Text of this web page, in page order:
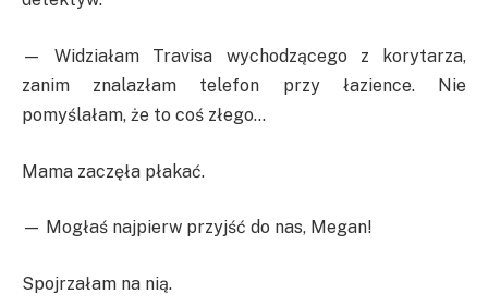
— Widziałam Travisa wychodzącego z korytarza,
zanim znalazłam telefon przy łazience. Nie
pomyślałam, że to coś złego…
Mama zaczęła płakać.
— Mogłaś najpierw przyjść do nas, Megan!
Spojrzałam na nią.